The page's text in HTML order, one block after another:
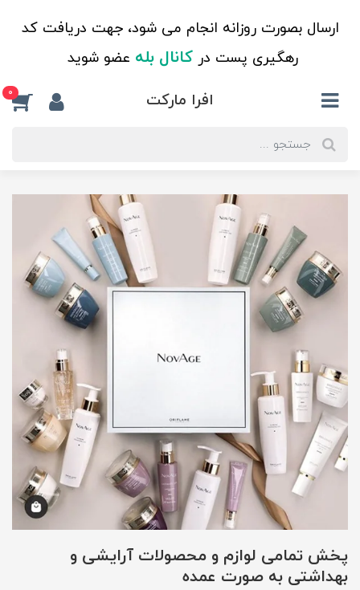
ارسال بصورت روزانه انجام می شود، جهت دریافت کد
رهگیری پست درکانال بله عضو شوید
افرا مارکت 0
پخش تمامی لوازم و محصولات آرایشی و
بهداشتی به صورت عمده